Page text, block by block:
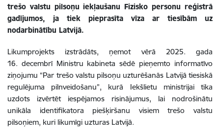
trešo valstu pilsoņu iekļaušanu Fizisko personu reģistrā
gadījumos, ja tiek pieprasīta vīza ar tiesībām uz
nodarbinātību Latvijā.
Likumprojekts izstrādāts, ņemot vērā 2025. gada
16. decembrī Ministru kabineta sēdē pieņemto informatīvo
ziņojumu “Par trešo valstu pilsoņu uzturēšanās Latvijā tiesiskā
regulējuma pilnveidošanu”, kurā Iekšlietu ministrijai tika
uzdots izvērtēt iespējamos risinājumus, lai nodrošinātu
unikāla identifikatora piešķiršanu visiem trešo valstu
pilsoņiem, kuri likumīgi uzturas Latvijā.